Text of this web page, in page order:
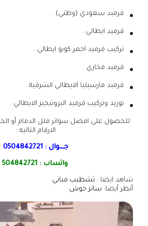
قرميد سعودي (وطني) .
قرميد ايطالي .
تركيب قرميد احمر كوبو ايطالي .
قرميد فخاري .
قرميد مارسيليا الايطالي الشرقية .
توريد وتركيب قرميد البروتيجيز الايطالي .
للحصول على افضل سواتر فلل الدمام أو
الارقام التاليه :
جـــوال : 0504842721
واتساب :504842721
شاهد ايضا : تشطيب مباني
أنظر أيضا: ساتر حوش